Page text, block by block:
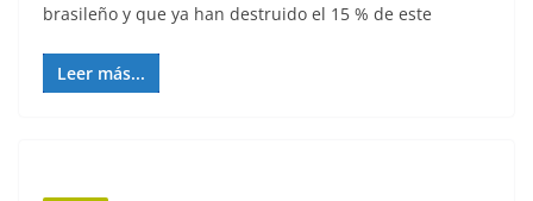
brasileño y que ya han destruido el 15 % de este
Leer más...